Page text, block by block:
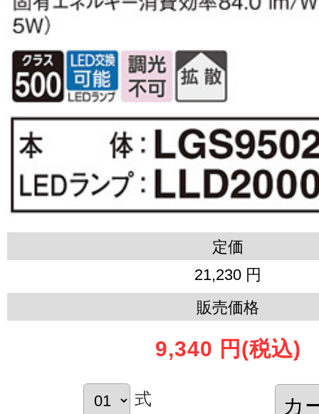
定価
21,230 円
販売価格
9,340 円 (税込)
式